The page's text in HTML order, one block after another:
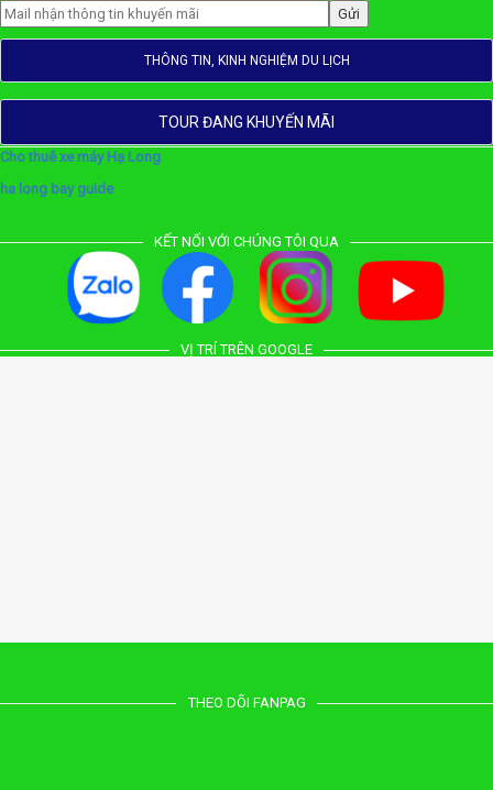
THÔNG TIN, KINH NGHIỆM DU LỊCH
TOUR ĐANG KHUYẾN MÃI
Cho thuê xe máy Hạ Long
ha long bay guide
KẾT NỐI VỚI CHÚNG TÔI QUA
VỊ TRÍ TRÊN GOOGLE
THEO DÕI FANPAG